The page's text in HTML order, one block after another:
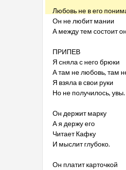
Любовь не в его
Он не любит мании
А между тем состоит
ПРИПЕВ
Я сняла с него брюки
А там не любовь, там
Я взяла в свои руки
Но не получилось, увы.
Он держит марку
А я держу его
Читает Кафку
И мыслит глубоко.
Он платит карточкой